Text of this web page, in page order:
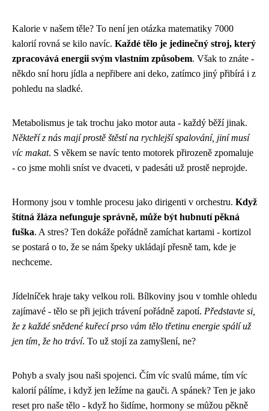
Kalorie v našem těle? To není jen otázka matematiky 7000
kalorií rovná se kilo navíc. Každé tělo je jedinečný stroj, který
zpracovává energii svým vlastním způsobem. Však to znáte -
někdo sní horu jídla a nepřibere ani deko, zatímco jiný přibírá i z
pohledu na sladké.
Metabolismus je tak trochu jako motor auta - každý běží jinak.
Někteří z nás mají prostě štěstí na rychlejší spalování, jiní musí
víc makat. S věkem se navíc tento motorek přirozeně zpomaluje
- co jsme mohli sníst ve dvaceti, v padesáti už prostě neprojde.
Hormony jsou v tomhle procesu jako dirigenti v orchestru. Když
štítná žláza nefunguje správně, může být hubnutí pěkná
fuška. A stres? Ten dokáže pořádně zamíchat kartami - kortizol
se postará o to, že se nám špeky ukládají přesně tam, kde je
nechceme.
Jídelníček hraje taky velkou roli. Bílkoviny jsou v tomhle ohledu
zajímavé - tělo se při jejich trávení pořádně zapotí. Představte si,
že z každé snědené kuřecí prso vám tělo třetinu energie spálí už
jen tím, že ho tráví. To už stojí za zamyšlení, ne?
Pohyb a svaly jsou naši spojenci. Čím víc svalů máme, tím víc
kalorií pálíme, i když jen ležíme na gauči. A spánek? Ten je jako
reset pro naše tělo - když ho šidíme, hormony se můžou pěkně